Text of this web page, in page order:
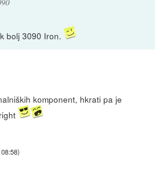
bolj 3090 Iron.
komponent, hkrati pa je
)